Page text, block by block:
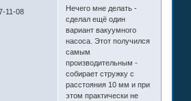
11-08
Нечего мне делать -
сделал ещё один
вариант вакуумного
насоса. Этот получился
самым
производительным -
собирает стружку с
расстояния 10 мм и при
этом практически не